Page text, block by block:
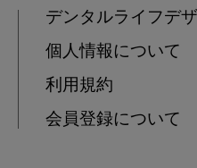
デンタルライフデ
個人情報について
利用規約
会員登録について